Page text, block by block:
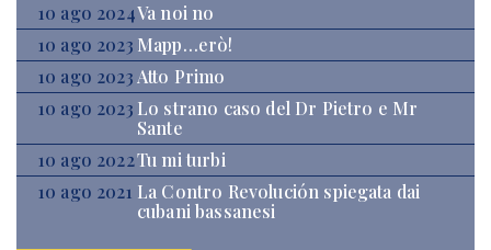
10 ago 2024Va noi no
10 ago 2023 Mapp…erò!
10 ago 2023 Atto Primo
10 ago 2023 Lo strano caso del Dr Pietro e Mr
Sante
10 ago 2022Tu mi turbi
10 ago 2021 La Contro Revolución spiegata dai
cubani bassanesi